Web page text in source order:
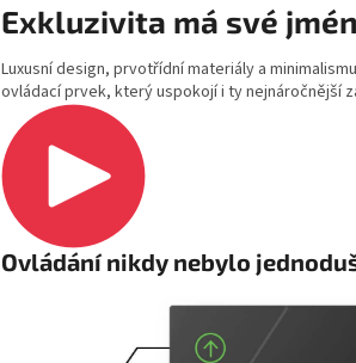
Exkluzivita má své
Luxusní design, prvotřídní materiály a
ovládací prvek, který uspokojí i ty nejnáročnější
Ovládání nikdy nebylo